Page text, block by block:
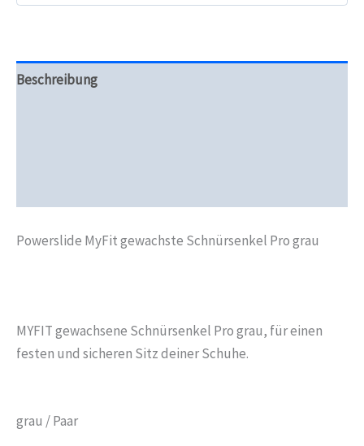
Beschreibung
Powerslide MyFit gewachste Schnürsenkel Pro grau
MYFIT gewachsene Schnürsenkel Pro grau, für einen
festen und sicheren Sitz deiner Schuhe.
grau / Paar